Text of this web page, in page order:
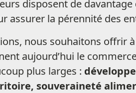
disposent de
assurer la pérennité des
nous souhaitons offrir
aujourd’hui le
plus larges :
souveraineté